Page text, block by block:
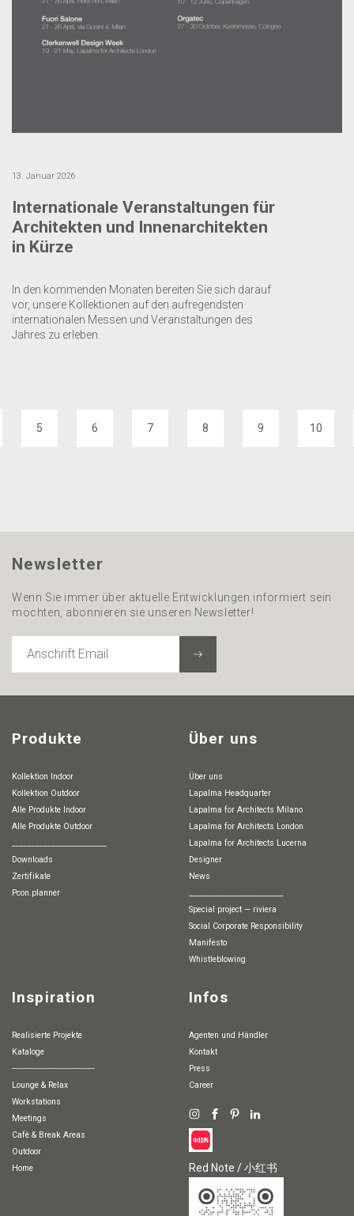
13. Januar 2026
Internationale Veranstaltungen für
Architekten und Innenarchitekten
in Kürze
In den kommenden Monaten bereiten Sie sich darauf
vor, unsere Kollektionen auf den aufregendsten
internationalen Messen und Veranstaltungen des
Jahres zu erleben.
5 6 7 8 9 10
Newsletter
Wenn Sie immer über aktuelle Entwicklungen informiert sein
möchten, abonnieren sie unseren Newsletter!
EMAIL
Produkte
Kollektion Indoor
Kollektion Outdoor
Alle Produkte Indoor
Alle Produkte Outdoor
Downloads
Zertifikate
pcon.planner
Über uns
Über uns
Lapalma Headquarter
Lapalma for Architects Milano
Lapalma for Architects London
Lapalma for Architects Lucerna
Designer
News
special project — riviera
Social Corporate Responsibility
Manifesto
whistleblowing
Inspiration
Realisierte Projekte
Kataloge
-----------------------------------
Lounge & Relax
Workstations
Meetings
Cafè & Break Areas
Outdoor
Home
Infos
Agenten und Händler
Kontakt
Press
Career
Red Note / 小红书